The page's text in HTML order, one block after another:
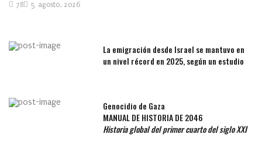
5 agosto, 2026
78
La emigración desde Israel se mantuvo en
un nivel récord en 2025, según un estudio
Genocidio de Gaza
MANUAL DE HISTORIA DE 2046
Historia global del primer cuarto del siglo XXI